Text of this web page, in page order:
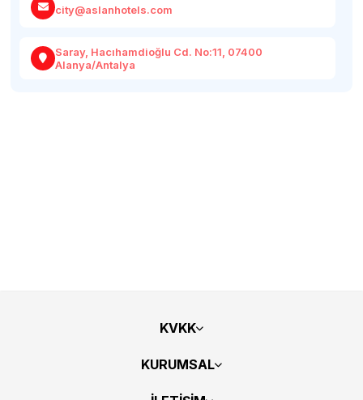
city@aslanhotels.com
Saray, Hacıhamdioğlu Cd. No:11, 07400
Alanya/Antalya
KVKK
KURUMSAL